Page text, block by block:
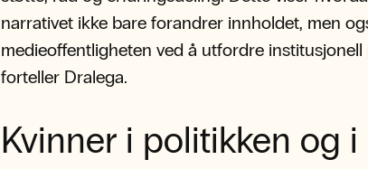
narrativet ikke bare forandrer innholdet, men
medieoffentligheten ved å utfordre
forteller Dralega.
Kvinner i politikken og i